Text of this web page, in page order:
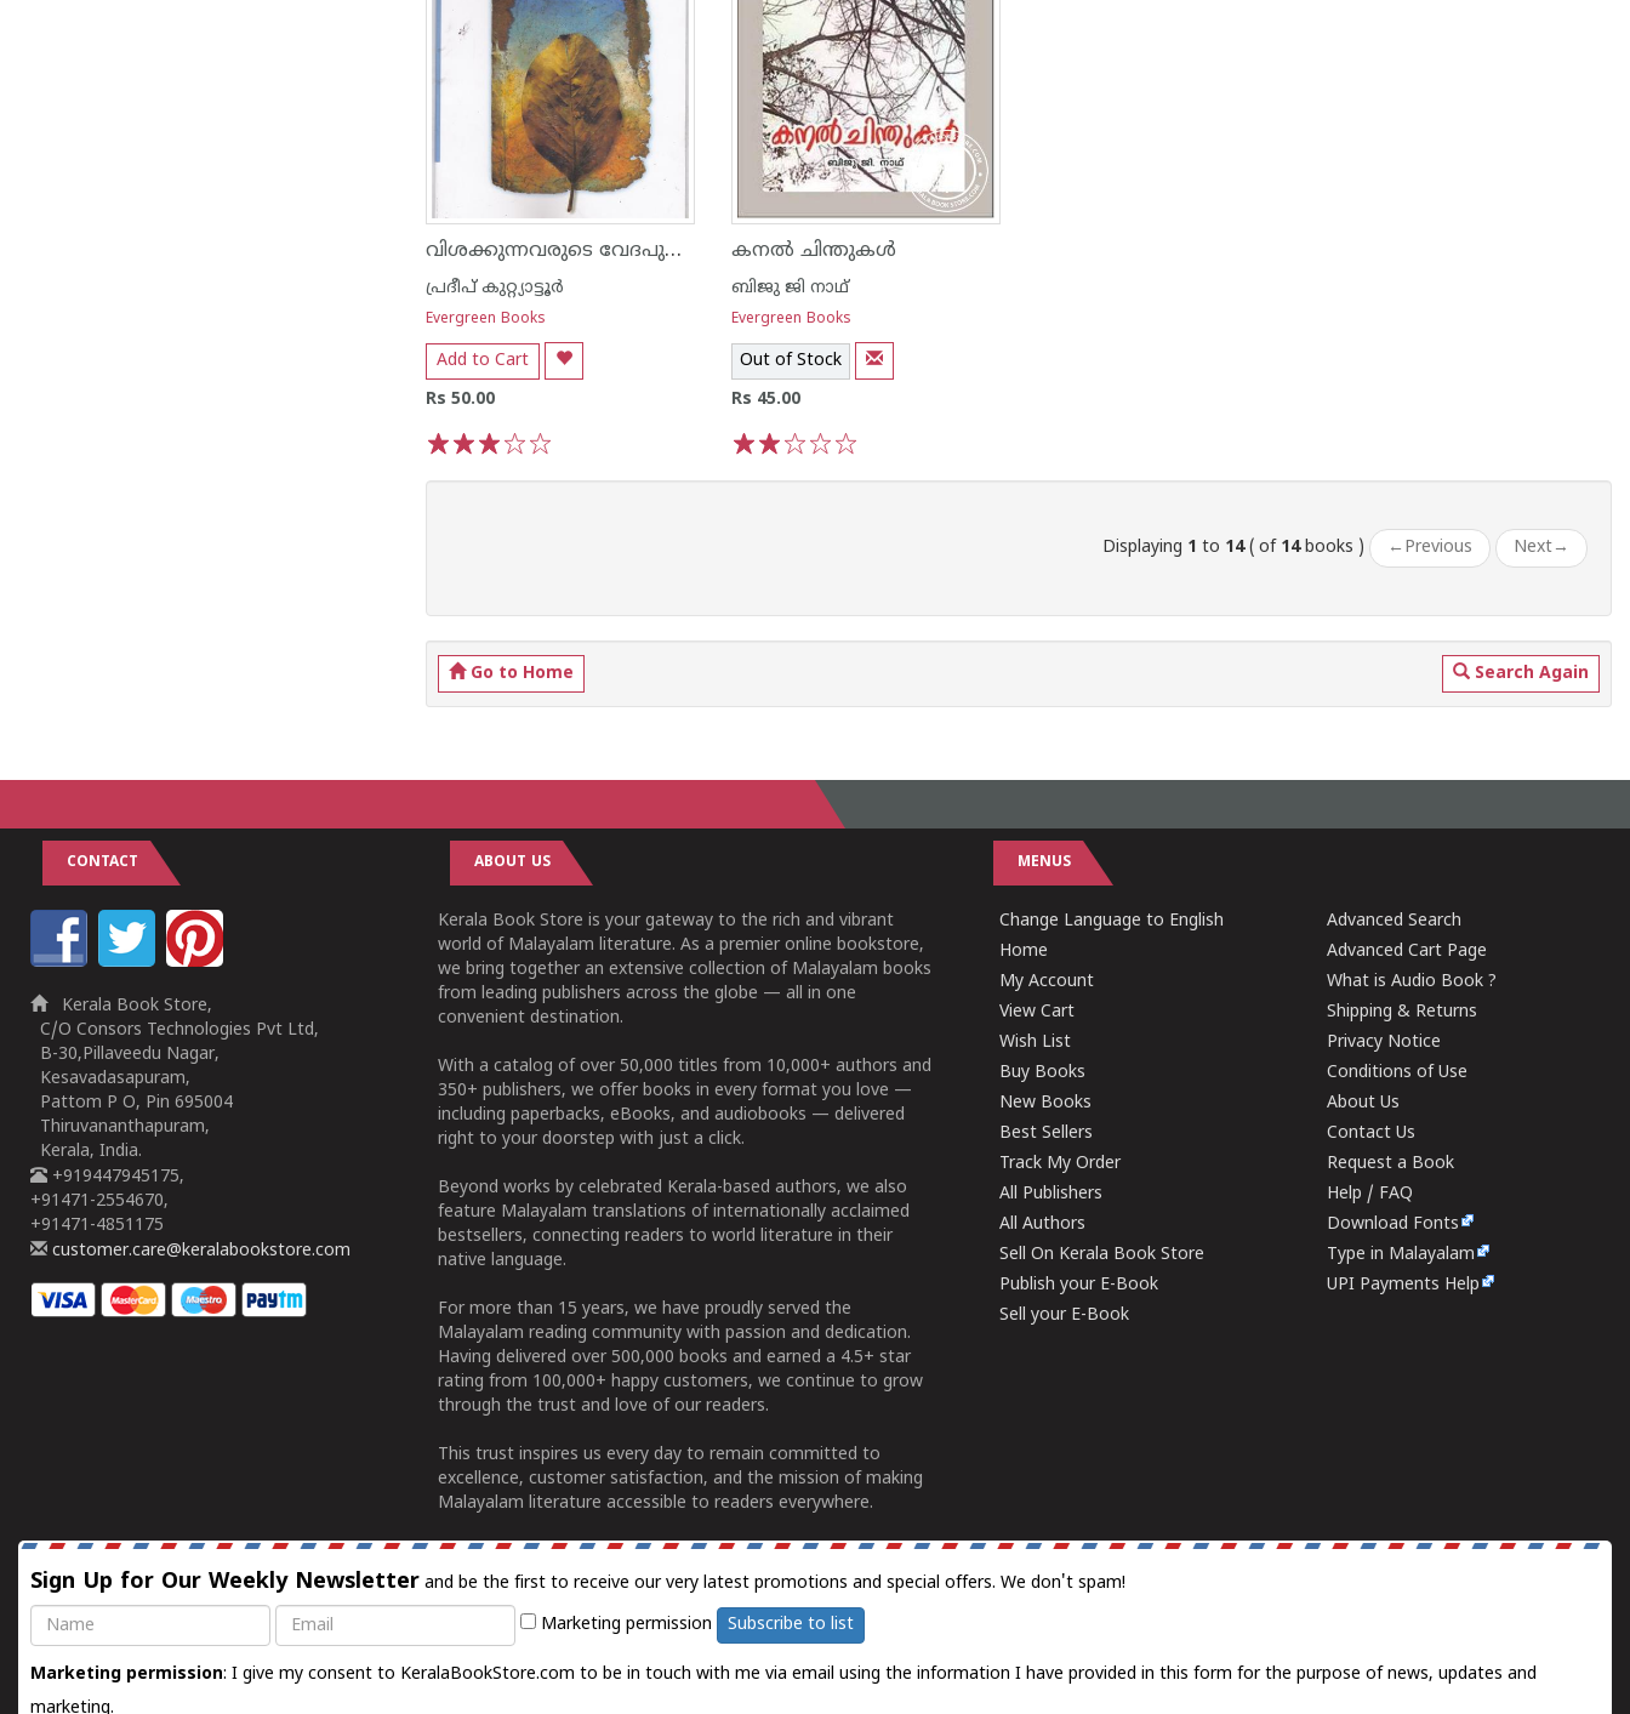
വിശക്കുന്നവരുടെ വേദപുസ്തകം
പ്രദീപ് കുറ്റ്യാട്ടൂര്‍
Evergreen Books
Add to Cart
Rs 50.00
കനല്‍ ചിന്തുക‌ള്‍
ബിജു ജി നാഥ്
Evergreen Books
Out of Stock
Rs 45.00
Displaying 1 to 14( of 14books ) ← Previous Next→
Go to Home Search Again
CONTACT
Kerala Book Store,
C/O Consors Technologies Pvt Ltd,
B-30,Pillaveedu Nagar,
Kesavadasapuram,
Pattom P O, Pin 695004
Thiruvananthapuram,
Kerala, India.
+919447945175,
+91471-2554670,
+91471-4851175
customer.care@keralabookstore.com
ABOUT US
Kerala Book Store is your gateway to the rich and vibrant
world of Malayalam literature. As a premier online bookstore,
we bring together an extensive collection of Malayalam books
from leading publishers across the globe — all in one
convenient destination.
With a catalog of over 50,000 titles from 10,000+ authors and
350+ publishers, we offer books in every format you love —
including paperbacks, eBooks, and audiobooks — delivered
right to your doorstep with just a click.
Beyond works by celebrated Kerala-based authors, we also
feature Malayalam translations of internationally acclaimed
bestsellers, connecting readers to world literature in their
native language.
For more than 15 years, we have proudly served the
Malayalam reading community with passion and dedication.
Having delivered over 500,000 books and earned a 4.5+ star
rating from 100,000+ happy customers, we continue to grow
through the trust and love of our readers.
This trust inspires us every day to remain committed to
excellence, customer satisfaction, and the mission of making
Malayalam literature accessible to readers everywhere.
MENUS
Change Language to English
Home
My Account
View Cart
Wish List
Buy Books
New Books
Best Sellers
Track My Order
All Publishers
All Authors
Sell On Kerala Book Store
Publish your E-Book
Sell your E-Book
Advanced Search
Advanced Cart Page
What is Audio Book ?
Shipping & Returns
Privacy Notice
Conditions of Use
About Us
Contact Us
Request a Book
Help / FAQ
Download Fonts
Type in Malayalam
UPI Payments Help
Sign Up for Our Weekly Newsletter and be the first to receive our very latest promotions and special offers. We don't spam!
Name
Email Marketing permission Subscribe to list
Marketing permission: I give my consent to KeralaBookStore.com to be in touch with me via email using the information I have provided in this form for the purpose of news, updates and
marketing.